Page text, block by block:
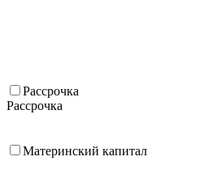
Рассрочка
Рассрочка
Материнский капитал